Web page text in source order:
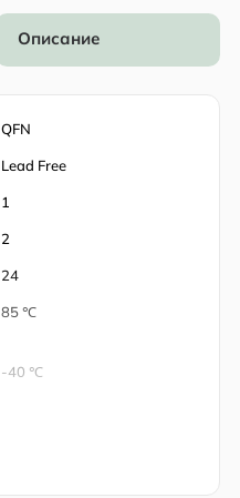
Описание
QFN
Lead Free
1
2
24
85 ℃
-40 ℃